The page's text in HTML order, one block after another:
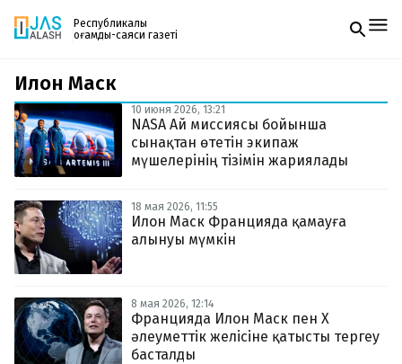
Республикалық
қоғамдық-саяси газеті
Жаңалықтар
Спорт
Live
Руханият
Аймақ
Архив
Заң және тәртіп
Редакциямен байланыс
+7 708 604 51 06
Жарнама бөлімі
Пошта
zhasalash100@gmail.com
Газетке жазылу
PDF форматтағы газетті ай сайын электронды
поштаңызға алып отырыңыз. Жаңа нөмір
шыққан сәтте сізге бірден жіберіледі. Тек email
Илон Маск
10 июня 2026, 13:21
NASA Ай миссиясы бойынша
сынақтан өтетін экипаж
мүшелерінің тізімін жариялады
18 мая 2026, 11:55
Илон Маск Францияда қамауға
алынуы мүмкін
8 мая 2026, 12:14
Францияда Илон Маск пен X
әлеуметтік желісіне қатысты тергеу
басталды